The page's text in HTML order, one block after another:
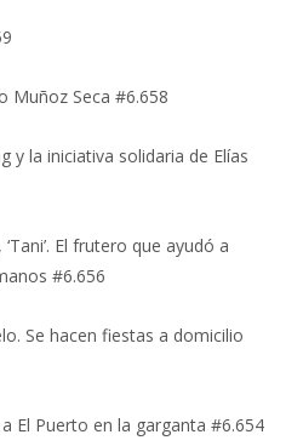
Muñoz Seca #6.658
y la iniciativa solidaria de Elías
El frutero que ayudó a
#6.656
Se hacen fiestas a domicilio
El Puerto en la garganta #6.654